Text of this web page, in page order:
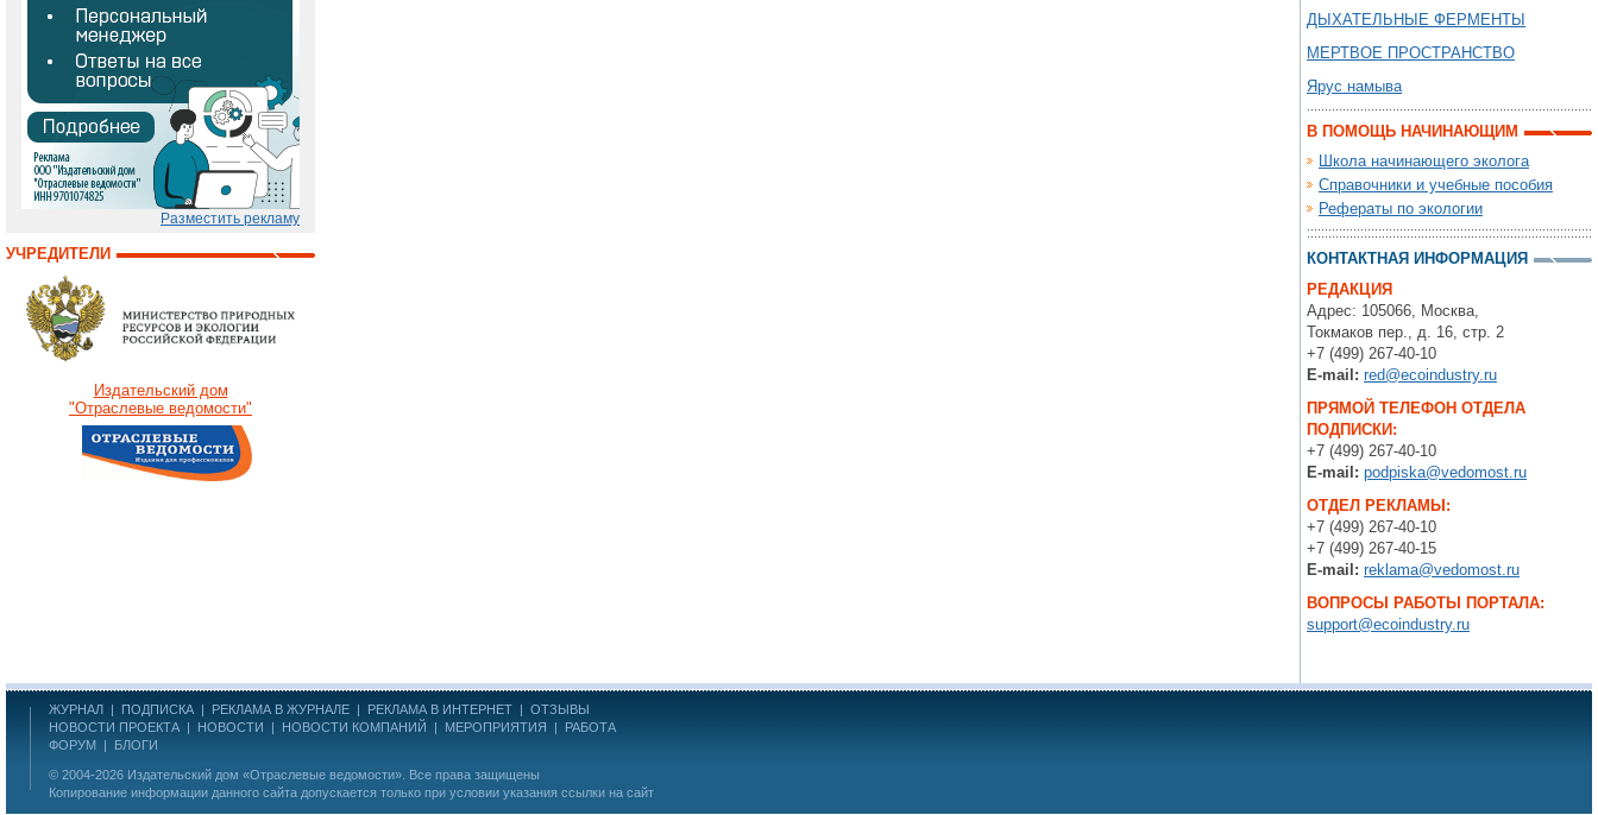
Разместить рекламу
УЧРЕДИТЕЛИ
Издательский дом
"Отраслевые ведомости"
ДЫХАТЕЛЬНЫЕ ФЕРМЕНТЫ
МЕРТВОЕ ПРОСТРАНСТВО
Ярус намыва
В ПОМОЩЬ НАЧИНАЮЩИМ
Школа начинающего эколога
Справочники и учебные пособия
Рефераты по экологии
КОНТАКТНАЯ ИНФОРМАЦИЯ
РЕДАКЦИЯ
Адрес: 105066, Москва,
Токмаков пер., д. 16, стр. 2
+7 (499) 267-40-10
E-mail: red@ecoindustry.ru
ПРЯМОЙ ТЕЛЕФОН ОТДЕЛА
ПОДПИСКИ:
+7 (499) 267-40-10
E-mail: podpiska@vedomost.ru
ОТДЕЛ РЕКЛАМЫ:
+7 (499) 267-40-10
+7 (499) 267-40-15
E-mail: reklama@vedomost.ru
ВОПРОСЫ РАБОТЫ ПОРТАЛА:
support@ecoindustry.ru
ЖУРНАЛ | ПОДПИСКА | РЕКЛАМА В ЖУРНАЛЕ | РЕКЛАМА В ИНТЕРНЕТ | ОТЗЫВЫ
НОВОСТИ ПРОЕКТА | НОВОСТИ | НОВОСТИ КОМПАНИЙ | МЕРОПРИЯТИЯ | РАБОТА
ФОРУМ | БЛОГИ
© 2004-2026 Издательский дом «Отраслевые ведомости» . Все права защищены
Копирование информации данного сайта допускается только при условии указания ссылки на сайт